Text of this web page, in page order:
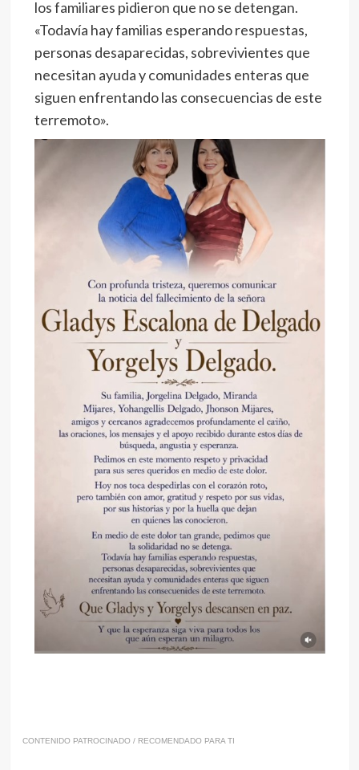
los familiares pidieron que no se detengan.
«Todavía hay familias esperando respuestas,
personas desaparecidas, sobrevivientes que
necesitan ayuda y comunidades enteras que
siguen enfrentando las consecuencias de este
terremoto».
CONTENIDO PATROCINADO / RECOMENDADO PARA TI